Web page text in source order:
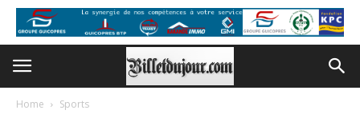
Home Sports